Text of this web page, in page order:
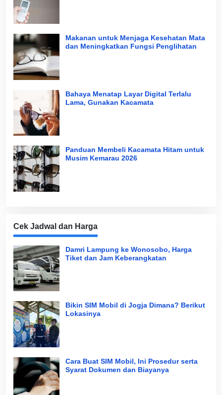
Makanan untuk Menjaga Kesehatan Mata
dan Meningkatkan Fungsi Penglihatan
Bahaya Menatap Layar Digital Terlalu
Lama, Gunakan Kacamata
Panduan Membeli Kacamata Hitam untuk
Musim Kemarau 2026
Cek Jadwal dan Harga
Damri Lampung ke Wonosobo, Harga
Tiket dan Jam Keberangkatan
Bikin SIM Mobil di Jogja Dimana? Berikut
Lokasinya
Cara Buat SIM Mobil, Ini Prosedur serta
Syarat Dokumen dan Biayanya